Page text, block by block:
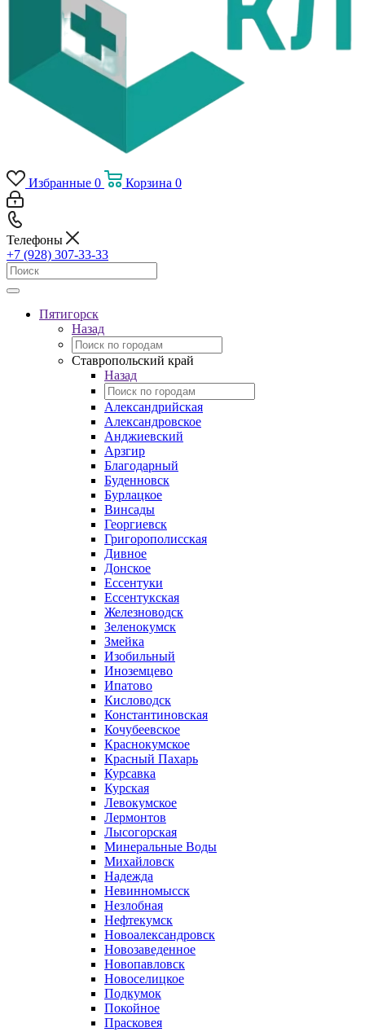
Избранные 0 Корзина 0
Телефоны
+7 (928) 307-33-33
Пятигорск
Назад
Ставропольский край
Назад
Александрийская
Александровское
Анджиевский
Арзгир
Благодарный
Буденновск
Бурлацкое
Винсады
Георгиевск
Григорополисская
Дивное
Донское
Ессентуки
Ессентукская
Железноводск
Зеленокумск
Змейка
Изобильный
Иноземцево
Ипатово
Кисловодск
Константиновская
Кочубеевское
Краснокумское
Красный Пахарь
Курсавка
Курская
Левокумское
Лермонтов
Лысогорская
Минеральные Воды
Михайловск
Надежда
Невинномысск
Незлобная
Нефтекумск
Новоалександровск
Новозаведенное
Новопавловск
Новоселицкое
Подкумок
Покойное
Прасковея